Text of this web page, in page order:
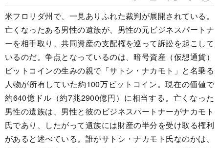
米フロリダ州で、一見ありふれた裁判が展開されている。
亡くなったある男性の遺族が、男性の元ビジネスパートナ
ーを相手取り、共同資産の支配権を巡って訴訟を起こして
いるのだ。争点となっているのは、暗号資産（仮想通貨）
ビットコインの生みの親で「サトシ・ナカモト」と名乗る
人物が所有していた約100万ビットコイン。現在の価値で
約640億ドル（約7兆2900億円）に相当する。亡くなった
男性の遺族は、男性と彼のビジネスパートナーがナカモト
氏であり、したがって遺族には財産の半分を受け取る権利
があると述べている。誰がサトシ・ナカモト氏なのかは、